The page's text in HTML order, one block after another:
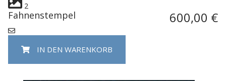
2
Fahnenstempel 600,00 €
IN DEN WARENKORB